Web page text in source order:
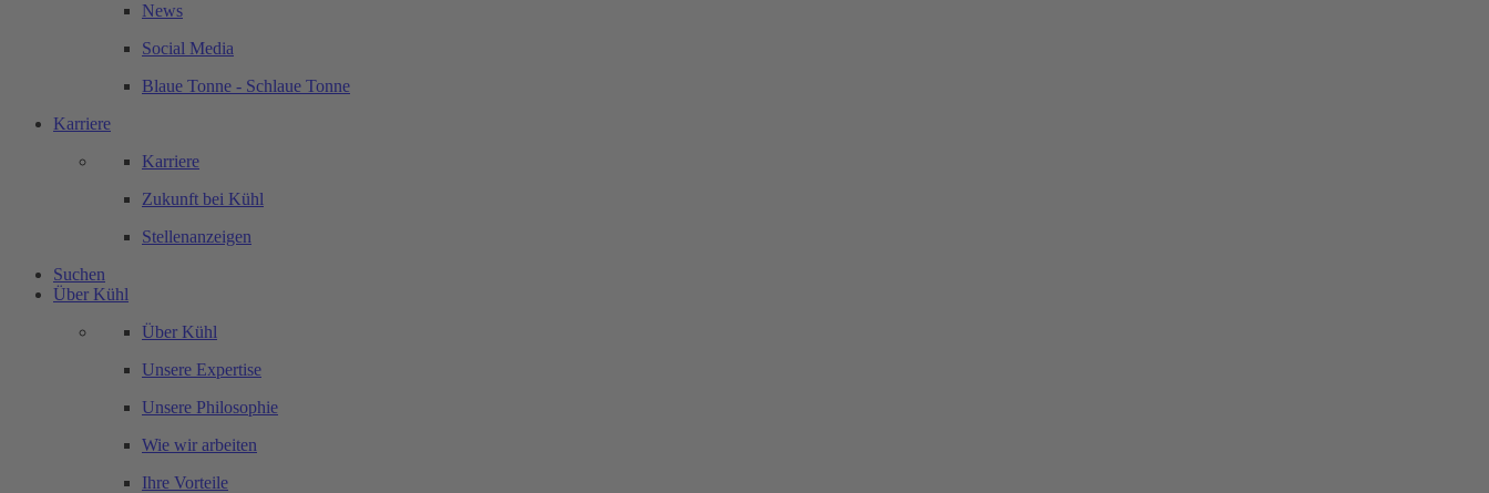
News
Social Media
Blaue Tonne - Schlaue Tonne
Karriere
Karriere
Zukunft bei Kühl
Stellenanzeigen
Suchen
Über Kühl
Über Kühl
Unsere Expertise
Unsere Philosophie
Wie wir arbeiten
Ihre Vorteile